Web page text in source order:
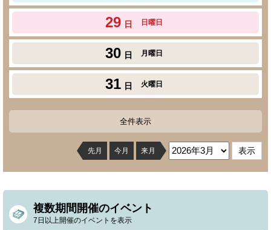
29 日 日曜日
30 日 月曜日
31 日 火曜日
全件表示
先月 今月 来月
複数期間開催のイベント
7日以上開催のイベントを表示